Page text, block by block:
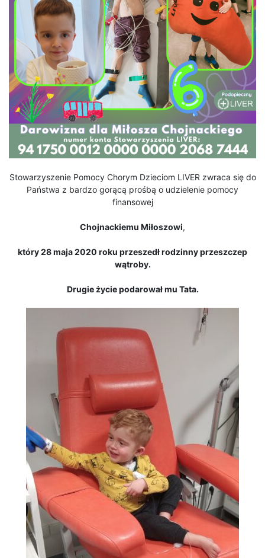
Stowarzyszenie Pomocy Chorym Dzieciom LIVER zwraca się do
Państwa z bardzo gorącą prośbą o udzielenie pomocy
finansowej
Chojnackiemu Miłoszowi,
który 28 maja 2020 roku przeszedł rodzinny przeszczep
wątroby.
Drugie życie podarował mu Tata.